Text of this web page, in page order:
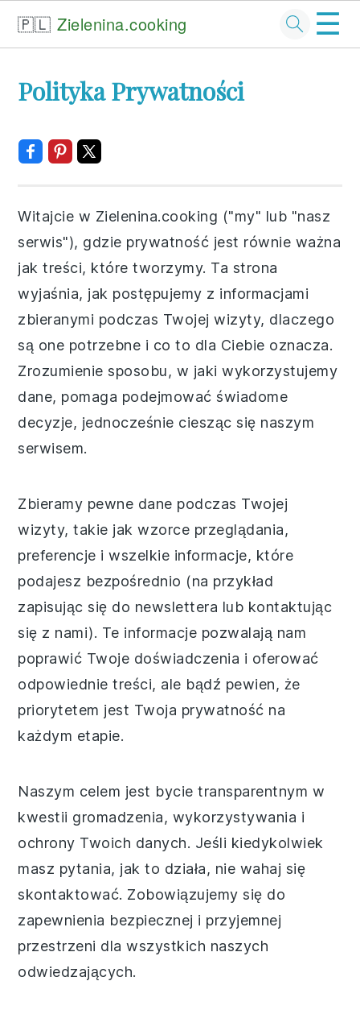
navigation
content
sidebar
🇵🇱 Zielenina.cooking ☰
Polityka Prywatności
Witajcie w Zielenina.cooking ("my" lub "nasz
serwis"), gdzie prywatność jest równie ważna
jak treści, które tworzymy. Ta strona
wyjaśnia, jak postępujemy z informacjami
zbieranymi podczas Twojej wizyty, dlaczego
są one potrzebne i co to dla Ciebie oznacza.
Zrozumienie sposobu, w jaki wykorzystujemy
dane, pomaga podejmować świadome
decyzje, jednocześnie ciesząc się naszym
serwisem.
Zbieramy pewne dane podczas Twojej
wizyty, takie jak wzorce przeglądania,
preferencje i wszelkie informacje, które
podajesz bezpośrednio (na przykład
zapisując się do newslettera lub kontaktując
się z nami). Te informacje pozwalają nam
poprawić Twoje doświadczenia i oferować
odpowiednie treści, ale bądź pewien, że
priorytetem jest Twoja prywatność na
każdym etapie.
Naszym celem jest bycie transparentnym w
kwestii gromadzenia, wykorzystywania i
ochrony Twoich danych. Jeśli kiedykolwiek
masz pytania, jak to działa, nie wahaj się
skontaktować. Zobowiązujemy się do
zapewnienia bezpiecznej i przyjemnej
przestrzeni dla wszystkich naszych
odwiedzających.